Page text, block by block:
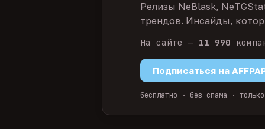
Релизы NeBlask,
трендов. Инсайды,
На сайте — 11 990
Подписаться на
бесплатно · без спама ·